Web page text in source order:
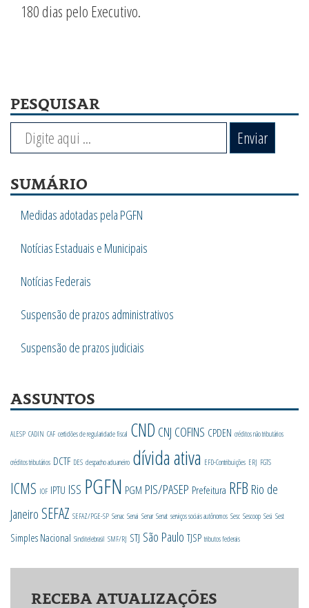
180 dias pelo Executivo.
PESQUISAR
Enviar
SUMÁRIO
Medidas adotadas pela PGFN
Notícias Estaduais e Municipais
Notícias Federais
Suspensão de prazos administrativos
Suspensão de prazos judiciais
ASSUNTOS
ALESP CADIN CAF certidões de regularidade fiscal CND CNJ COFINS CPDEN créditos não tributários
créditos tributários DCTF DES despacho aduaneiro dívida ativa EFD-Contribuições ERJ FGTS
ICMS IOF IPTU ISS PGFN PGM PIS/PASEP Prefeitura RFB Rio de
Janeiro SEFAZ SEFAZ/PGE-SP Senac Senai Senar Senat serviços sociais autônomos Sesc Sescoop Sesi Sest
Simples Nacional Sinditelebrasil SMF/RJ STJ São Paulo TJSP tributos federais
RECEBA ATUALIZAÇÕES